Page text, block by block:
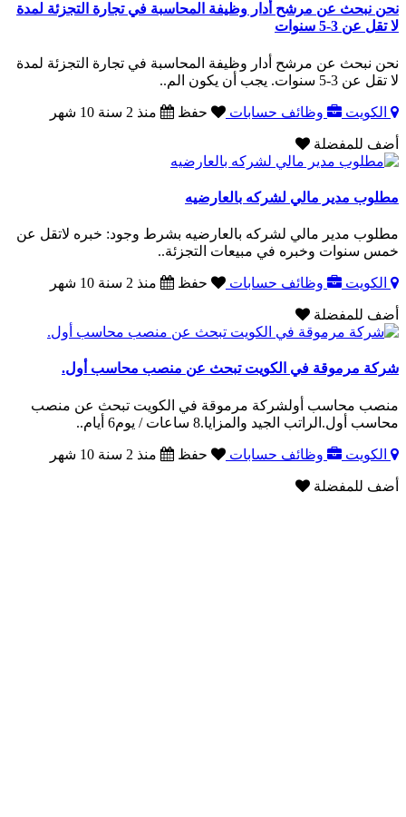
نحن نبحث عن مرشح أدار وظيفة المحاسبة في تجارة التجزئة لمدة
لا تقل عن 3-5 سنوات
نحن نبحث عن مرشح أدار وظيفة المحاسبة في تجارة التجزئة لمدة
لا تقل عن 3-5 سنوات. يجب أن يكون الم..
الكويت وظائف حسابات حفظ منذ 2 سنة 10 شهر
أضف للمفضلة
مطلوب مدير مالي لشركه بالعارضيه
مطلوب مدير مالي لشركه بالعارضيه بشرط وجود: خبره لاتقل عن
خمس سنوات وخبره في مبيعات التجزئة..
الكويت وظائف حسابات حفظ منذ 2 سنة 10 شهر
أضف للمفضلة
شركة مرموقة في الكويت تبحث عن منصب محاسب أول.
منصب محاسب أولشركة مرموقة في الكويت تبحث عن منصب
محاسب أول.الراتب الجيد والمزايا.8 ساعات / يوم6 أيام..
الكويت وظائف حسابات حفظ منذ 2 سنة 10 شهر
أضف للمفضلة